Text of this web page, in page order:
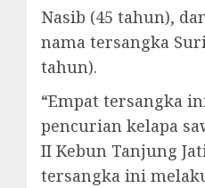
Nasib (45 tahun),
nama tersangka
tahun).
“Empat tersangka
pencurian kelapa
II Kebun Tanjung
tersangka ini